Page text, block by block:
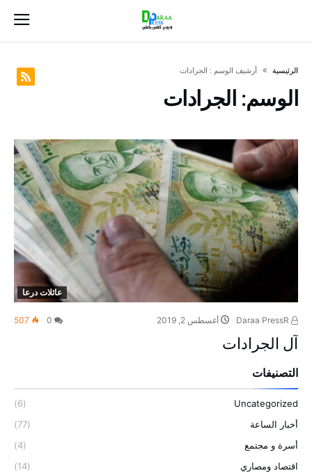
‫الرئيسية‬ ‫أرشيف الوسم :‬ الجرادات
الوسم: الجرادات
عائلات درعا
أغسطس 2, 2019 507
آل الجرادات
التصنيفات
Uncategorized
(6)
أخبار الساعة
(77)
أسرة و مجتمع
(4)
اقتصاد ومصاري
(14)